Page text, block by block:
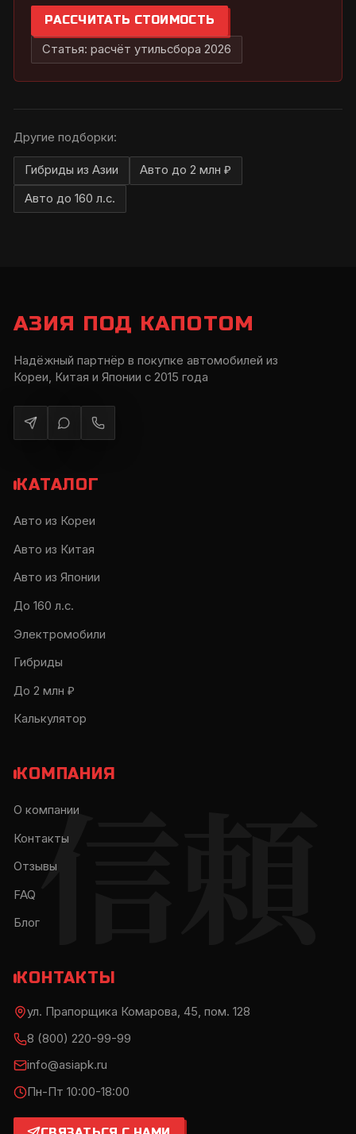
РАССЧИТАТЬ СТОИМОСТЬ
Статья: расчёт утильсбора 2026
Другие подборки:
Гибриды из Азии
Авто до 2 млн ₽
Авто до 160 л.с.
信頼
АЗИЯ ПОД КАПОТОМ
Надёжный партнёр в покупке автомобилей из
Кореи, Китая и Японии с 2015 года
КАТАЛОГ
Авто из Кореи
Авто из Китая
Авто из Японии
До 160 л.с.
Электромобили
Гибриды
До 2 млн ₽
Калькулятор
КОМПАНИЯ
О компании
Контакты
Отзывы
FAQ
Блог
КОНТАКТЫ
ул. Прапорщика Комарова, 45, пом. 128
8 (800) 220-99-99
info@asiapk.ru
Пн-Пт 10:00-18:00